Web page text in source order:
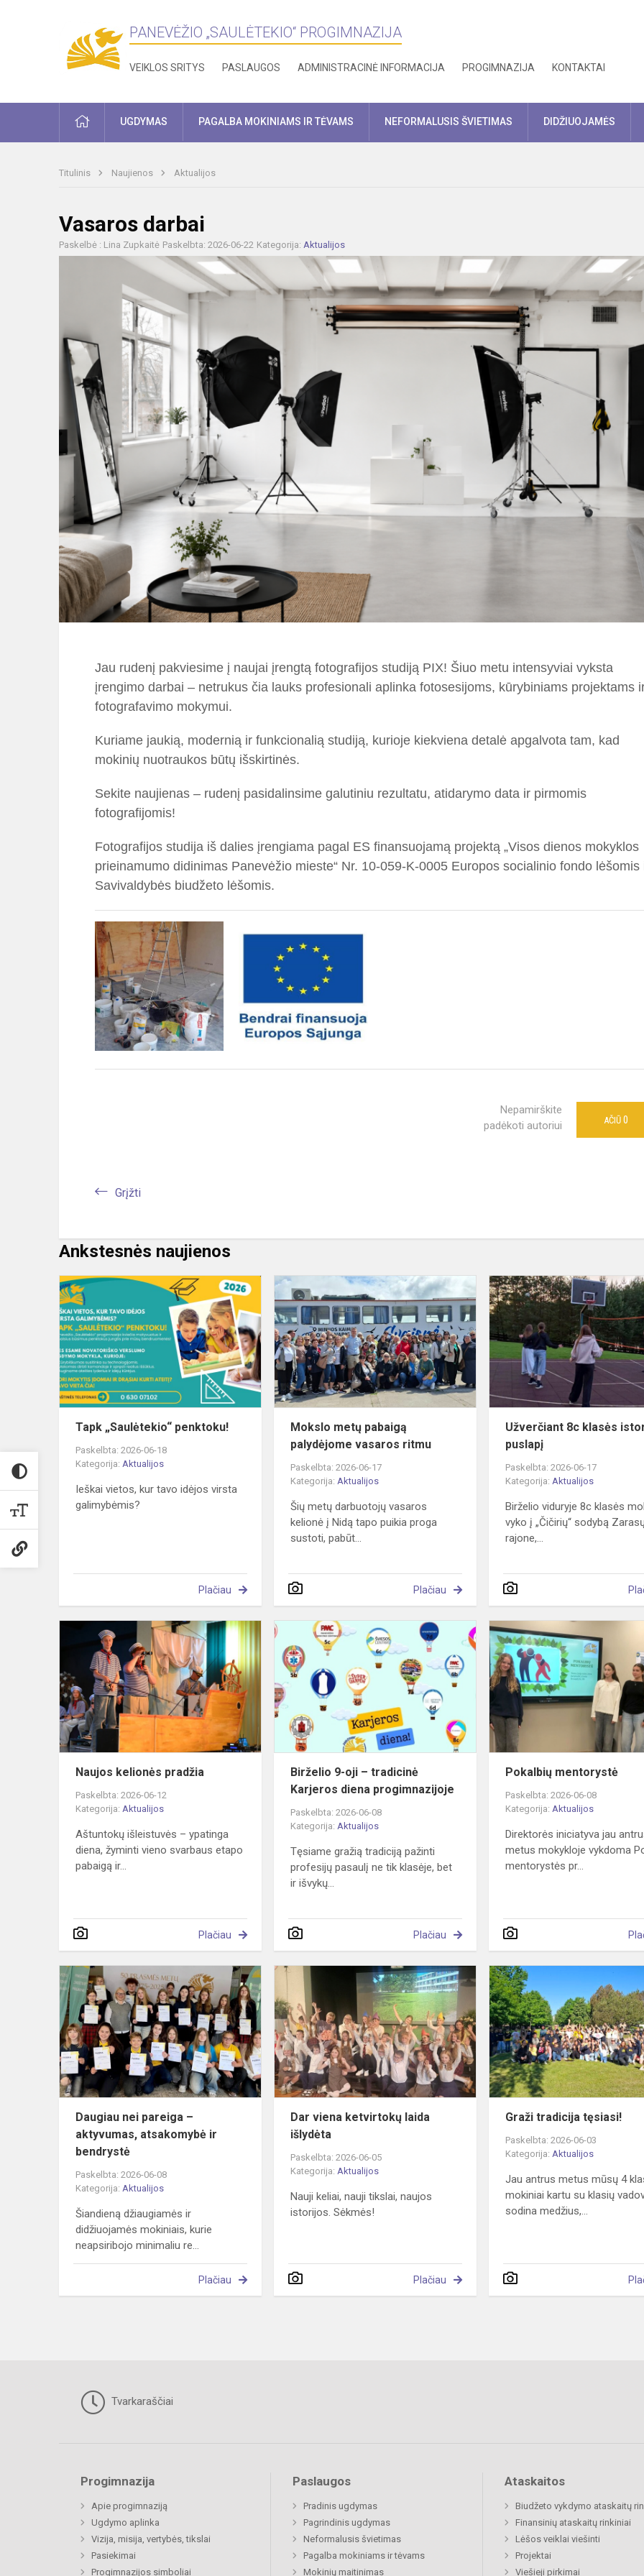
PANEVĖŽIO „SAULĖTEKIO“ PROGIMNAZIJA
VEIKLOS SRITYS PASLAUGOS ADMINISTRACINĖ INFORMACIJA PROGIMNAZIJA KONTAKTAI
PRADŽIAUGDYMAS PAGALBA MOKINIAMS IR TĖVAMS NEFORMALUSIS ŠVIETIMAS DIDŽIUOJAMĖS
Titulinis Naujienos Aktualijos
Vasaros darbai
Paskelbė : Lina Zupkaitė Paskelbta: 2026-06-22 Kategorija: Aktualijos
Jau rudenį pakviesime į naujai įrengtą fotografijos studiją PIX! Šiuo metu intensyviai vyksta
įrengimo darbai – netrukus čia lauks profesionali aplinka fotosesijoms, kūrybiniams projektams
fotografavimo mokymui.
Kuriame jaukią, modernią ir funkcionalią studiją, kurioje kiekviena detalė apgalvota tam, kad
mokinių nuotraukos būtų išskirtinės.
Sekite naujienas – rudenį pasidalinsime galutiniu rezultatu, atidarymo data ir pirmomis
fotografijomis!
Fotografijos studija iš dalies įrengiama pagal ES finansuojamą projektą „Visos dienos mokyklos
prieinamumo didinimas Panevėžio mieste“ Nr. 10-059-K-0005 Europos socialinio fondo lėšomis
Savivaldybės biudžeto lėšomis.
Nepamirškite
padėkoti autoriui
AČIŪ 0
Grįžti
Ankstesnės naujienos
Tapk
„Saulėtekio“
penktoku!
Tapk „Saulėtekio“ penktoku!
Paskelbta: 2026-06-18
Kategorija: Aktualijos
Ieškai vietos, kur tavo idėjos virsta
galimybėmis?
Plačiau
Mokslo
metų
pabaigą
palydėjome
vasaros
Mokslo metų pabaigą
palydėjome vasaros ritmu
Paskelbta: 2026-06-17
Kategorija:Aktualijos
Šių metų darbuotojų vasaros
kelionė į Nidą tapo puikia proga
sustoti, pabūt...
Plačiau
Užverčiant 8c klasės
puslapį
Paskelbta: 2026-06-17
Kategorija:Aktualijos
Birželio viduryje 8c klasės
vyko į „Čičirių“ sodybą
rajone,...
Naujos
kelionės
pradžia
Naujos kelionės pradžia
Paskelbta: 2026-06-12
Kategorija: Aktualijos
Aštuntokų išleistuvės – ypatinga
diena, žyminti vieno svarbaus etapo
pabaigą ir...
Plačiau
Birželio
9-
tradicinė
Karjeros
diena
progimnazijoje
Birželio 9-oji – tradicinė
Karjeros diena progimnazijoje
Paskelbta: 2026-06-08
Kategorija:Aktualijos
Tęsiame gražią tradiciją pažinti
profesijų pasaulį ne tik klasėje, bet
ir išvykų...
Plačiau
Pokalbių mentorystė
Paskelbta: 2026-06-08
Kategorija:Aktualijos
Direktorės iniciatyva jau
metus mokykloje vykdoma
mentorystės pr...
Daugiau
nei
pareiga
–
aktyvumas,
atsakomybė
ir
bendrystė
Daugiau nei pareiga –
aktyvumas, atsakomybė ir
bendrystė
Paskelbta: 2026-06-08
Kategorija: Aktualijos
Šiandieną džiaugiamės ir
didžiuojamės mokiniais, kurie
neapsiribojo minimaliu re...
Plačiau
Dar
viena
ketvirtokų
laida
išlydėta
Dar viena ketvirtokų laida
išlydėta
Paskelbta: 2026-06-05
Kategorija:Aktualijos
Nauji keliai, nauji tikslai, naujos
istorijos. Sėkmės!
Plačiau
Graži tradicija tęsiasi!
Paskelbta: 2026-06-03
Kategorija:Aktualijos
Jau antrus metus mūsų 4
mokiniai kartu su klasių
sodina medžius,...
Tvarkaraščiai
Progimnazija
Apie progimnaziją
Ugdymo aplinka
Vizija, misija, vertybės, tikslai
Pasiekimai
Progimnazijos simboliai
Paslaugos
Pradinis ugdymas
Pagrindinis ugdymas
Neformalusis švietimas
Pagalba mokiniams ir tėvams
Mokinių maitinimas
Ataskaitos
Biudžeto vykdymo ataskaitų
Finansinių ataskaitų rinkiniai
Lėšos veiklai viešinti
Projektai
Viešieji pirkimai